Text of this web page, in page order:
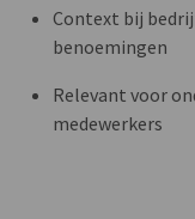
Context bij
benoemingen
Relevant voor
medewerkers